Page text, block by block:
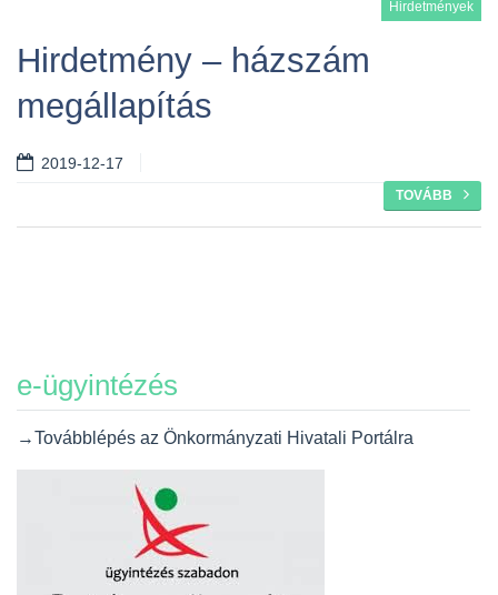
Hirdetmények
Hirdetmény – házszám
megállapítás
2019-12-17
TOVÁBB
e-ügyintézés
→Továbblépés az Önkormányzati Hivatali Portálra